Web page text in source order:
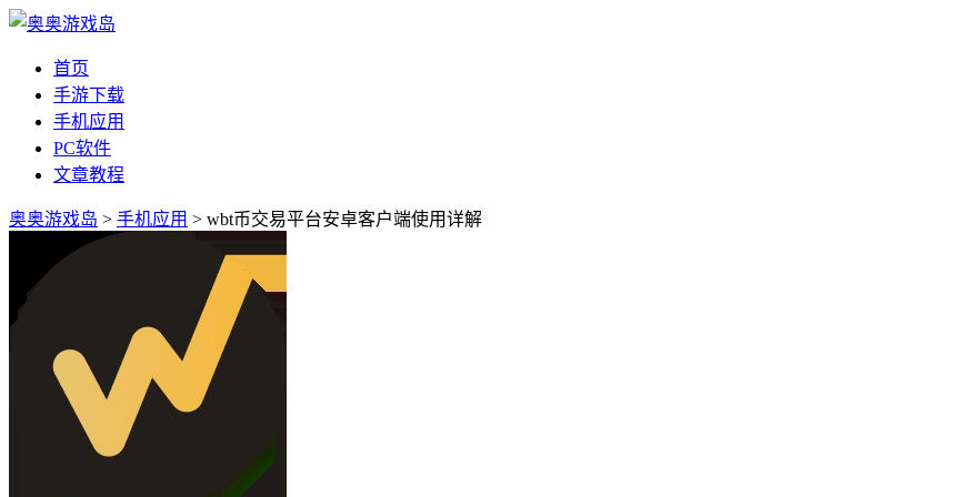
首页
手游下载
手机应用
PC软件
文章教程
奥奥游戏岛 > 手机应用 > wbt币交易平台安卓客户端使用详解